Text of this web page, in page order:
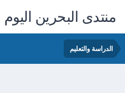
منتدى البحرين اليوم
الدراسة والتعليم